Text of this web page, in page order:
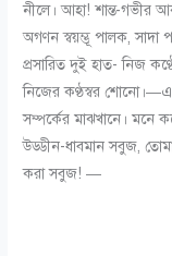
নীলে। আহা! শান্ত-গভীর
অগণন স্বয়ম্ভূ পালক, সাদা
প্রসারিত দুই হাত- নিজ
নিজের কণ্ঠস্বর শোনো।—এ
সম্পর্কের মাঝখানে। মনে
উড্ডীন-ধাবমান সবুজ,
করা সবুজ! —